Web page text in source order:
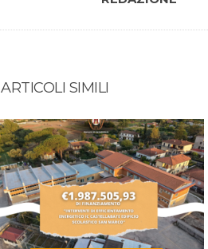
ARTICOLI SIMILI